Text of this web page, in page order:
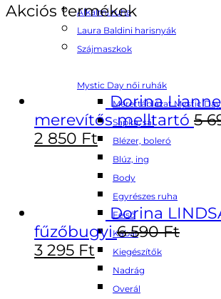
Alkalmi ruha
Laura Baldini harisnyák
Szájmaszkok
Mystic Day női ruhák
Mérettáblázat Mystic
Sapka, sál
Blézer, boleró
Blúz, ing
Body
Egyrészes ruha
Felső
Kabát
Kiegészítők
Nadrág
Overál
Akciós termékek
Dorina
merevítős melltartó 5
2 850 Ft
Dorina
fűzőbugyi 6 590Ft
3 295 Ft